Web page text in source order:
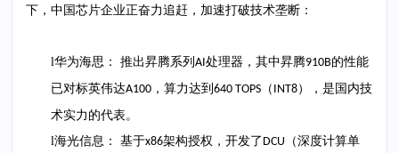
下，中国芯片企业正奋力追赶，加速打破技术垄断：
l华为海思： 推出昇腾系列AI处理器，其中昇腾910B的性能
已对标英伟达A100 ，算力达到640 TOPS （ INT8），是国内技
术实力的代表。
l海光信息： 基于x86架构授权，开发了 DCU （深度计算单